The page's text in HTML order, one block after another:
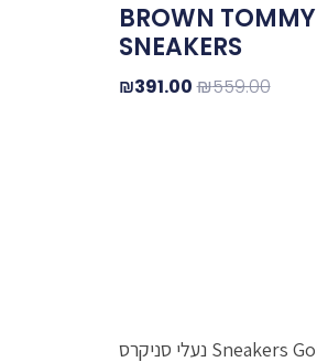
BROWN TOMMY
SNEAKERS
₪559.00
₪559.00.
₪391.00